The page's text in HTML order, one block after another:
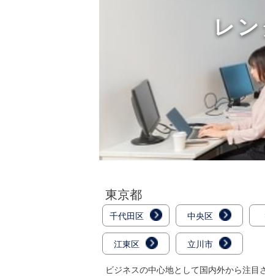
レ
東京都
千代田区 中央区
江東区 立川市
ビジネスの中心地として国内外から注目